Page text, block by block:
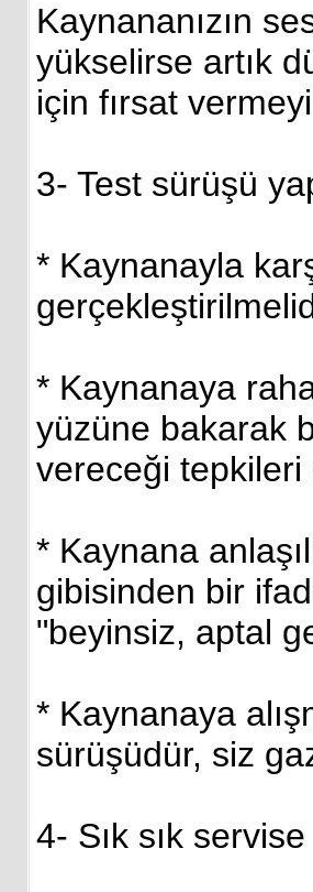
Kaynananızın
yükselirse artık
için fırsat
3- Test sürüşü
* Kaynanayla
* Kaynanaya
yüzüne bakarak
vereceği
* Kaynana
gibisinden bir
"beyinsiz, aptal
* Kaynanaya
sürüşüdür, siz
4- Sık sık